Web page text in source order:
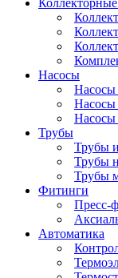
Насосы
Насосы
Насосы
Трубы
Трубы
Трубы
Трубы
Фитинги
Пресс-
Автоматика